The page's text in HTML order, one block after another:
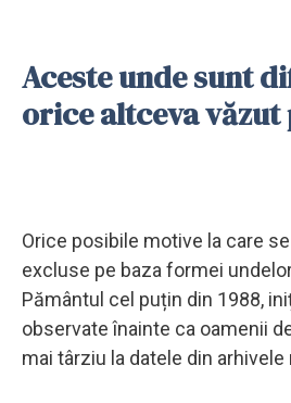
Aceste unde sunt
orice altceva văzut
Orice posibile motive la care
excluse pe baza formei
Pământul cel puțin din 1988,
observate înainte ca oamenii
mai târziu la datele din arhivele